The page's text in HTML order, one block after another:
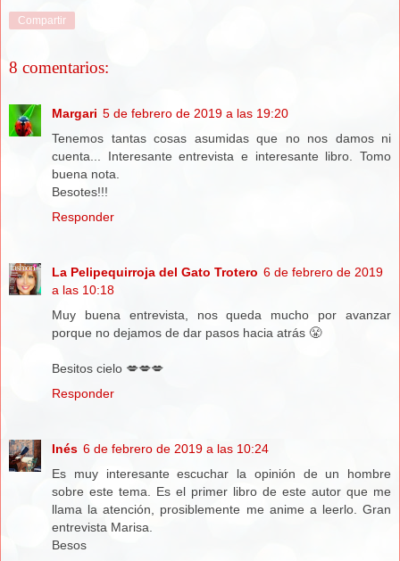
Compartir
8 comentarios:
Margari 5 de febrero de 2019 a las 19:20
Tenemos tantas cosas asumidas que no nos damos ni
cuenta... Interesante entrevista e interesante libro. Tomo
buena nota.
Besotes!!!
Responder
La Pelipequirroja del Gato Trotero 6 de febrero de 2019
a las 10:18
Muy buena entrevista, nos queda mucho por avanzar
porque no dejamos de dar pasos hacia atrás 😤
Besitos cielo 💋💋💋
Responder
Inés 6 de febrero de 2019 a las 10:24
Es muy interesante escuchar la opinión de un hombre
sobre este tema. Es el primer libro de este autor que me
llama la atención, prosiblemente me anime a leerlo. Gran
entrevista Marisa.
Besos